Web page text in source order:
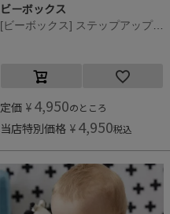
ビーボックス
[ビーボックス] ステップアップマグパック ラズベリー
定価 ¥ 4,950のところ
当店特別価格 ¥ 4,950税込